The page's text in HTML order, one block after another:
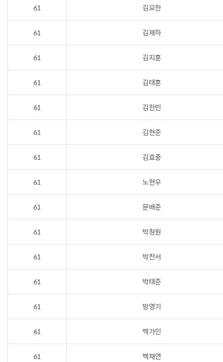
61 김요한
61 김제하
61 김지훈
61 김태훈
61 김한빈
61 김현준
61 김효중
61 노현우
61 문배준
61 박정원
61 박찬서
61 박태준
61 방영기
61 백가인
61 백채연